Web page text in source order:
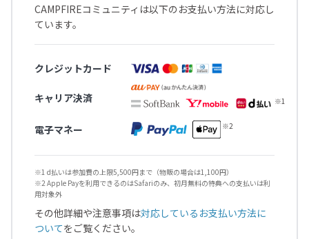
CAMPFIREコミュニティは以下のお支払い方法に対応し
ています。
クレジットカード
キャリア決済
電子マネー
※1 d払いは参加費の上限5,500円まで（物販の場合は1,100円）
※2 Apple Payを利用できるのはSafariのみ、初月無料の特典への支払いは利
用対象外
その他詳細や注意事項は対応しているお支払い方法に
ついてをご覧ください。